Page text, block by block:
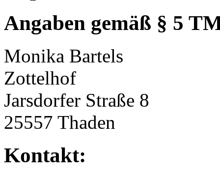
Angaben gemäß § 5
Monika Bartels
Zottelhof
Jarsdorfer Straße 8
25557 Thaden
Kontakt: